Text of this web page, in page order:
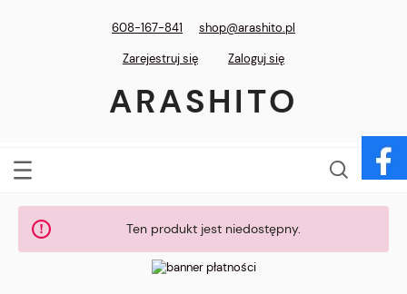
608-167-841
shop@arashito.pl
Zarejestruj się
Zaloguj się
ARASHITO
Ten produkt jest niedostępny.